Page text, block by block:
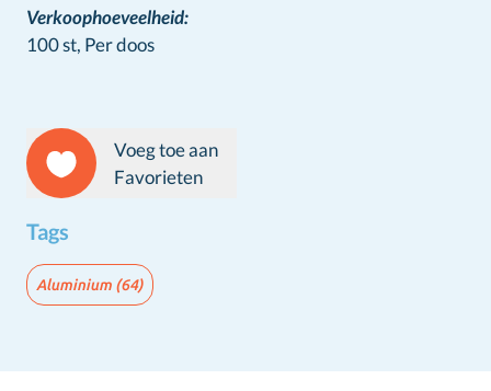
Verkoophoeveelheid:
100 st, Per doos
Voeg toe aan
Favorieten
Tags
Aluminium (64)